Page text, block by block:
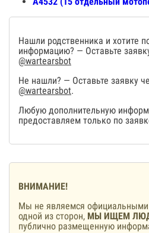
Нашли родственника и хотите
информацию? — Оставьте
@wartearsbot
Не нашли? — Оставьте заявку
@wartearsbot.
Любую дополнительную
предоставляем только по
ВНИМАНИЕ!
Мы не являемся официальными
одной из сторон, МЫ ИЩЕМ
публично размещенную